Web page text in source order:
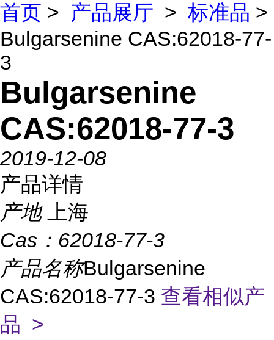
首页 > 产品展厅 > 标准品 >
Bulgarsenine CAS:62018-77-
3
Bulgarsenine
CAS:62018-77-3
2019-12-08
产品详情
产地
上海
Cas： 62018-77-3
产品名称Bulgarsenine
CAS:62018-77-3 查看相似产
品 >